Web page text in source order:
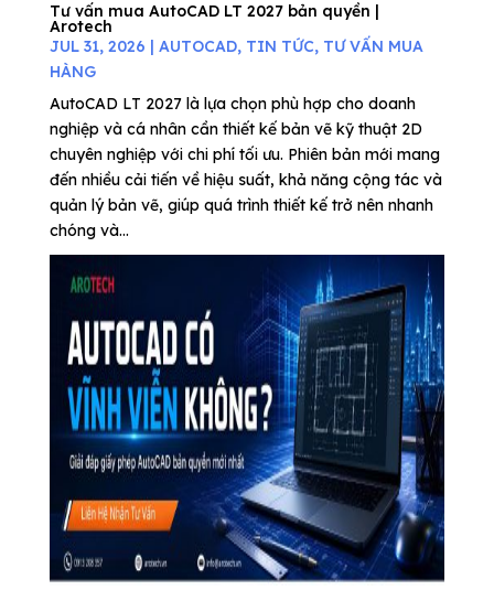
Tư vấn mua AutoCAD LT 2027 bản quyền |
Arotech
JUL 31, 2026 | AUTOCAD, TIN TỨC, TƯ VẤN MUA
HÀNG
AutoCAD LT 2027 là lựa chọn phù hợp cho doanh
nghiệp và cá nhân cần thiết kế bản vẽ kỹ thuật 2D
chuyên nghiệp với chi phí tối ưu. Phiên bản mới mang
đến nhiều cải tiến về hiệu suất, khả năng cộng tác và
quản lý bản vẽ, giúp quá trình thiết kế trở nên nhanh
chóng và...